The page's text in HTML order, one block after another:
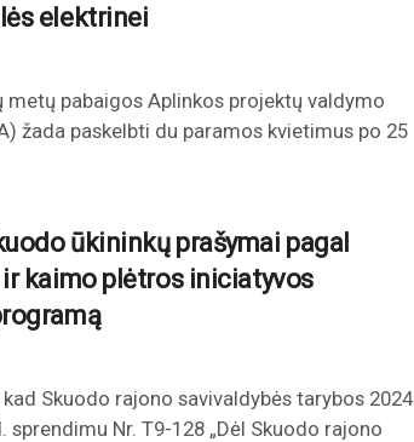
elektrinei
metų pabaigos Aplinkos projektų valdymo
žada paskelbti du paramos kvietimus po 25
ūkininkų prašymai pagal
kaimo plėtros iniciatyvos
Skuodo rajono savivaldybės tarybos 2024
sprendimu Nr. T9-128 „Dėl Skuodo rajono